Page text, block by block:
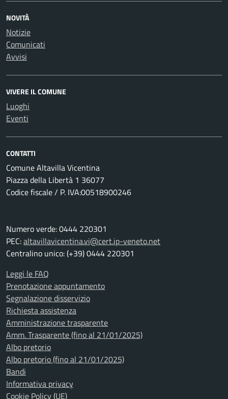
NOVITÀ
Notizie
Comunicati
Avvisi
VIVERE IL COMUNE
Luoghi
Eventi
CONTATTI
Comune Altavilla Vicentina
Piazza della Libertà 1 36077
Codice fiscale / P. IVA:00518900246
Numero verde: 0444 220301
PEC:altavillavicentina.vi@cert.ip-veneto.net
Centralino unico: (+39) 0444 220301
Leggi le FAQ
Prenotazione appuntamento
Segnalazione disservizio
Richiesta assistenza
Amministrazione trasparente
Amm. Trasparente (fino al 21/01/2025)
Albo pretorio
Albo pretorio (fino al 21/01/2025)
Bandi
Informativa privacy
Cookie Policy (UE)